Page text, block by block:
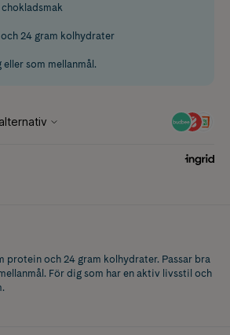
24 gram kolhydrater
som mellanmål.
protein och 24 gram kolhydrater. Passar bra
För dig som har en aktiv livsstil och